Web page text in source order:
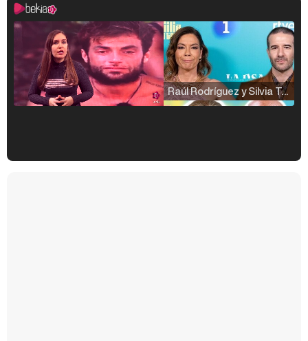
Raúl Rodríguez y Silvia Taulés nos cuentan su papel en 'La familia de la tele'